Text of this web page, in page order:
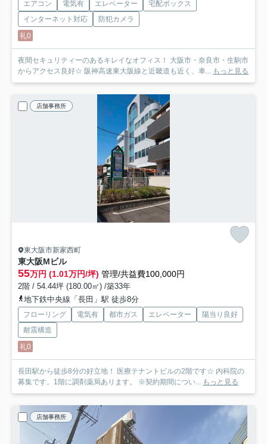
エアコン 電気有 エレベーター
宅配ボックス
インターネット対応
防犯カメラ
礼0
夜間セキュリティーのあるキレイなオフィス！ 大阪市・奈良市・生駒市
からアクセス良好☆ 阪神高速東大阪線と近畿道も近く、車...
もっと見る
店舗事務所
東大阪市新家西町
東大阪Mビル
55万円 (1.01万円/坪) 管理/共益費100,000円
2階 / 54.44坪 (180.00㎡) /築33年
地下鉄中央線「長田」駅 徒歩8分
フローリング 電気有 都市ガス エレベーター
陽当り良好
耐震構造
礼0
長田駅から徒歩8分の好立地！ 医療テナントビルの2階です☆ 内科院の
募集です。1階に調剤薬局あります。 ※契約期間につい...
もっと見る
店舗事務所